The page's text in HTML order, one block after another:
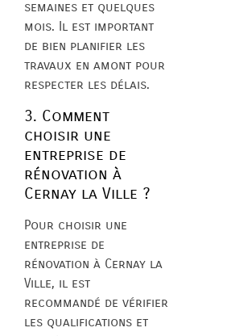
semaines et quelques
mois. Il est important
de bien planifier les
travaux en amont pour
respecter les délais.
3. Comment
choisir une
entreprise de
rénovation à
Cernay la Ville ?
Pour choisir une
entreprise de
rénovation à Cernay la
Ville, il est
recommandé de vérifier
les qualifications et